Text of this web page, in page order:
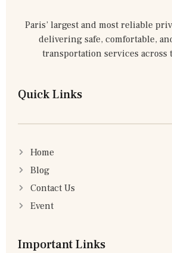
Paris’ largest and most reliable
delivering safe, comfortable,
transportation services across
Quick Links
Home
Blog
Contact Us
Event
Important Links